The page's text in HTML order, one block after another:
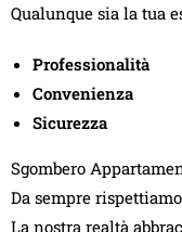
Qualunque sia la tua
Professionalità
Convenienza
Sicurezza
Sgombero
Da sempre
La nostra realtà